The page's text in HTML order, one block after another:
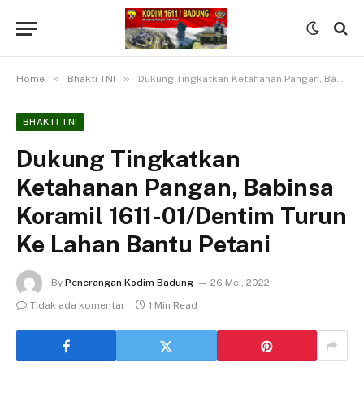
Home » Bhakti TNI » Dukung Tingkatkan Ketahanan Pangan, Babinsa Koramil 1611-01/Dentim Turun Ke Lahan Bantu Petani
BHAKTI TNI
Dukung Tingkatkan
Ketahanan Pangan, Babinsa
Koramil 1611-01/Dentim Turun
Ke Lahan Bantu Petani
By Penerangan Kodim Badung
26 Mei, 2022
Tidak ada komentar
1 Min Read